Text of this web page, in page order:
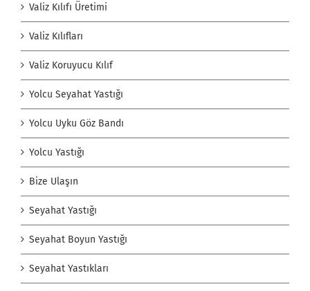
Valiz Kılıfı Üretimi
Valiz Kılıfları
Valiz Koruyucu Kılıf
Yolcu Seyahat Yastığı
Yolcu Uyku Göz Bandı
Yolcu Yastığı
Bize Ulaşın
Seyahat Yastığı
Seyahat Boyun Yastığı
Seyahat Yastıkları